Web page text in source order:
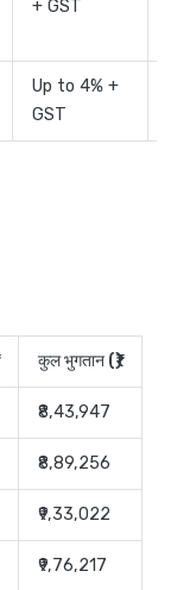
+ GST
Up to 4% +
GST
कुल भुगतान (₹)
₹8,43,947
₹8,89,256
₹9,33,022
₹9,76,217